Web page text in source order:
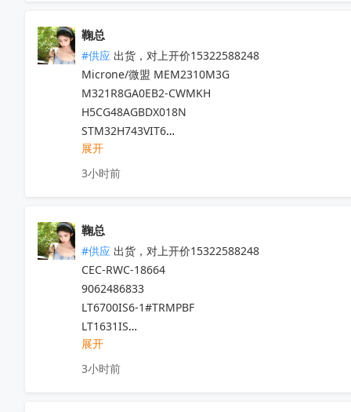
OPA4171AQDRQ1
OPA4171AIDR
ADS8694IDBTR
ISO1050DUBR
IPP075N15N3GXKSA1
IPP90R1K2C3XKSA2
SN74CBTLV3257DR
M93C56-RDW6TP
STPS30L60CT
STM32MP151AAB3
M95M01-DFMN6TP
TS922IDT
STM32L4R5VIT6
STM32L031F4P6
STM32F072C8T6
L7809CV-DG
STM32L071RBT6
STM32F030R8T6
STM32L431CCT6
VIPER26LN
STM32MP157DAA1
STM32F100R8T6B
STM32F750Z8T6
ADUM141E1WBRWZ-RL
ADUM5402WCRWZ-1
LTC7151SIV#PBF
BQ79606PHPRQ1
LP5912Q1.8DRVRQ1
LTM4638IY#PBF
LTM4643IY#PBF
ADRF5721BCCZN-R7
收起
鞠总
#供应 出货，对上开价15322588248
Microne/微盟 MEM2310M3G
M321R8GA0EB2-CWMKH
H5CG48AGBDX018N
STM32H743VIT6
STM32F103ZCT6
STM32G070RBT6
SRK2001ATR
STW6N120K3
VNI4140KTR
STM32L100RBT6
STM32F103ZET6
STM32F103RET6
STM32F070CBT6
STM32F205VET6TR
展开
3小时前
鞠总
#供应 出货，对上开价15322588248
CEC-RWC-18664
9062486833
LT6700IS6-1#TRMPBF
LT1631IS
M4A3-512/160-10YC
MB3771FP
展开
3小时前